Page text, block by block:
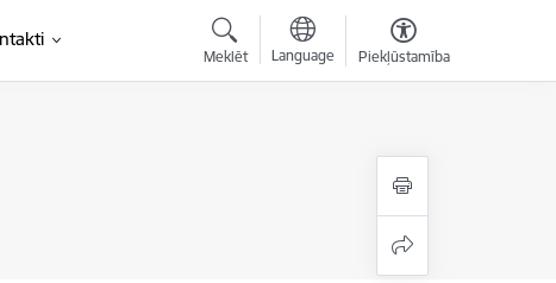
Meklēt Language Piekļūstamība